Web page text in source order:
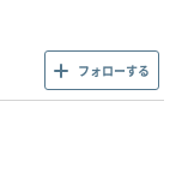
フォローする